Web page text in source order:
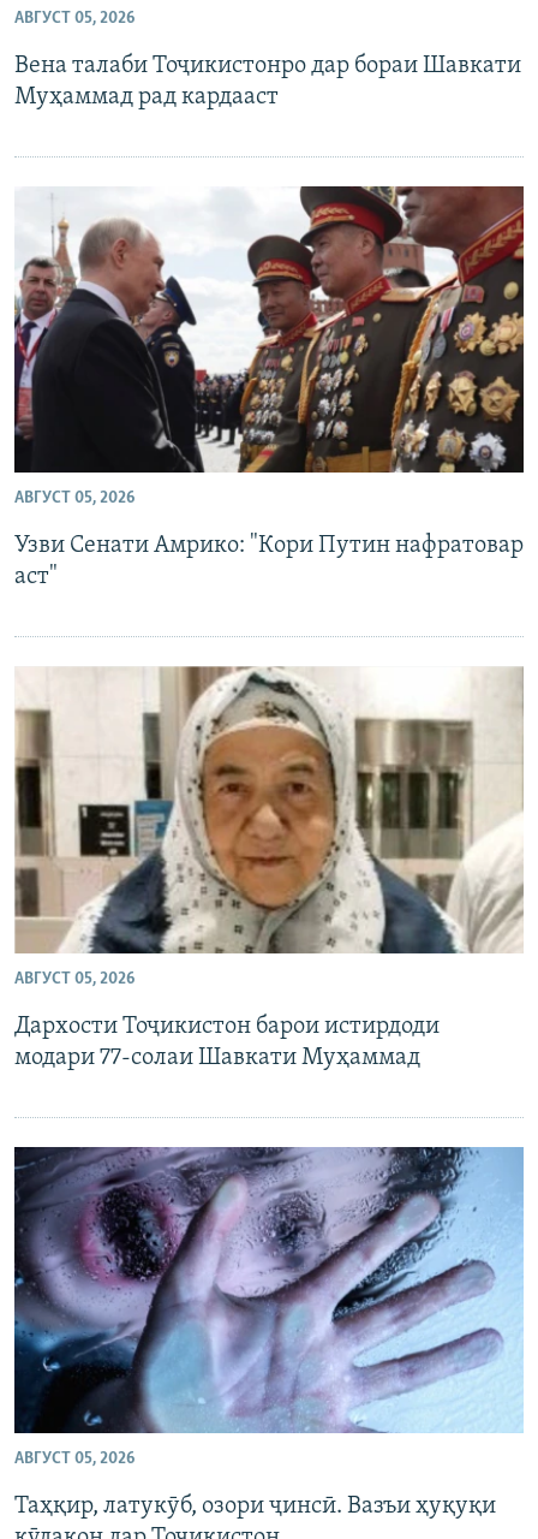
ГУЗОРИШҲОИ РАДИОӢ
ПАЙГИРӢ КУНЕД
Ҳамаи сомонаҳои RFE/RL
АВГУСТ 05, 2026
Вена талаби Тоҷикистонро дар бораи Шавкати
Муҳаммад рад кардааст
АВГУСТ 05, 2026
Узви Сенати Амрико: "Кори Путин нафратовар
аст"
АВГУСТ 05, 2026
Дархости Тоҷикистон барои истирдоди
модари 77-солаи Шавкати Муҳаммад
АВГУСТ 05, 2026
Таҳқир, латукӯб, озори ҷинсӣ. Вазъи ҳуқуқи